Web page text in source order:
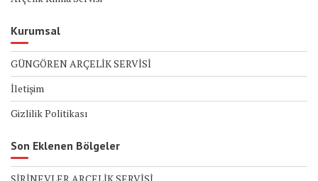
Kurumsal
GÜNGÖREN ARÇELİK SERVİSİ
İletişim
Gizlilik Politikası
Son Eklenen Bölgeler